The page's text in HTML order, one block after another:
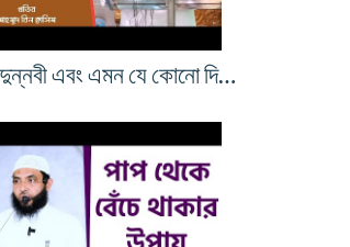
মিলাদুন্নবী এবং এমন যে কোনো দিবস পালনের ক্ষেত্রে ইসলামের মূলনীতি